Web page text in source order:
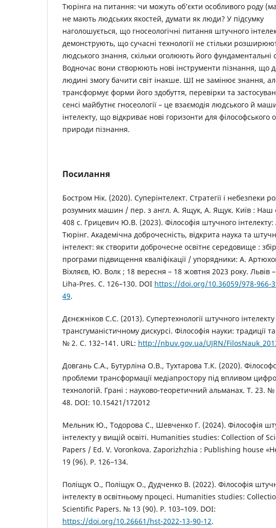
Тюрінга на питання: чи можуть об’єкти особливого роду
не мають людських якостей, думати як люди? У підсумку
наголошується, що гносеологічні питання штучного
демонструють, що сучасні технології не стільки
людського знання, скільки оголюють його
Водночас вони створюють нові інструменти пізнання, що
людині змогу бачити світ інакше. ШІ не замінює знання,
трансформує форми його здобуття, перевірки та
сенсі майбутнє гносеології – це взаємодія людського й
інтелекту, що відкриває нові горизонти для філософського
природи пізнання.
Посилання
Бостром Нік. (2020). Суперінтелект. Стратегії і небезпеки
розумних машин / пер. з англ. А. Ящук, А. Ящук. Київ : Наш
408 с. Грицевич Ю.В. (2023). Філософія штучного інтелекту:
Тюрінг. Академічна доброчесність, відкрита наука та
інтелект: як створити доброчесне освітнє середовище :
програми підвищення кваліфікації / упорядники: А.
Віхляєв, Ю. Волк ; 18 вересня – 18 жовтня 2023 року. Львів
Liha-Pres. С. 126–130. DOI https://doi.org/10.36059/978-966-
49.
Дєнєжніков С.С. (2013). Супертехнології штучного
трансгуманістичному дискурсі. Філософія науки: традиції та
№ 2. С. 132–141. URL: http://nbuv.gov.ua/UJRN/
Довгань С.А., Бутурліна О.В., Тухтарова Т.К. (2020).
проблеми трансформації медіапростору під впливом
технологій. Грані : науково-теоретичний альманах. Т. 23.
48. DOI: 10.15421/172012
Мельник Ю., Тодорова С., Шевченко Г. (2024). Філософія
інтелекту у вищій освіті. Humanities studies: Collection of
Papers / Ed. V. Voronkova. Zaporizhzhia : Publishing house
19 (96). P. 126–134.
Поліщук О., Поліщук О., Дудченко В. (2022). Філософія
інтелекту в освітньому процесі. Humanities studies:
Scientific Papers. № 13 (90). P. 103–109. DOI:
https://doi.org/10.26661/hst-2022-13-90-12.